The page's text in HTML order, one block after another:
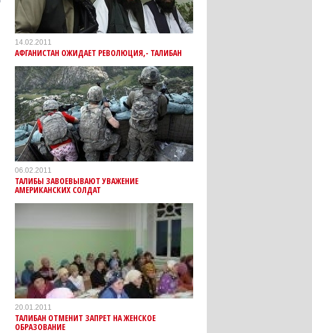
14.02.2011
АФГАНИСТАН ОЖИДАЕТ РЕВОЛЮЦИЯ,- ТАЛИБАН
06.02.2011
ТАЛИБЫ ЗАВОЕВЫВАЮТ УВАЖЕНИЕ
АМЕРИКАНСКИХ СОЛДАТ
20.01.2011
ТАЛИБАН ОТМЕНИТ ЗАПРЕТ НА ЖЕНСКОЕ
ОБРАЗОВАНИЕ